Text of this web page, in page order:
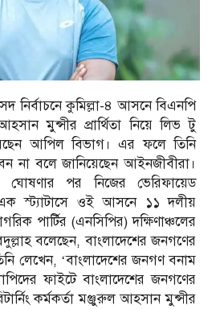
নির্বাচনে কুমিল্লা-৪ আসনে বিএনপি
মুন্সীর প্রার্থিতা নিয়ে লিভ টু
আপিল বিভাগ। এর ফলে তিনি
না বলে জানিয়েছেন আইনজীবীরা।
পর নিজের ভেরিফায়েড
স্ট্যাটাসে ওই আসনে ১১ দলীয়
পার্টির (এনসিপির) দক্ষিণাঞ্চলের
বলেছেন, বাংলাদেশের জনগণের
লেখেন, ‘বাংলাদেশের জনগণ বনাম
ফাইটে বাংলাদেশের জনগণের
কর্মকর্তা মঞ্জুরুল আহসান মুন্সীর